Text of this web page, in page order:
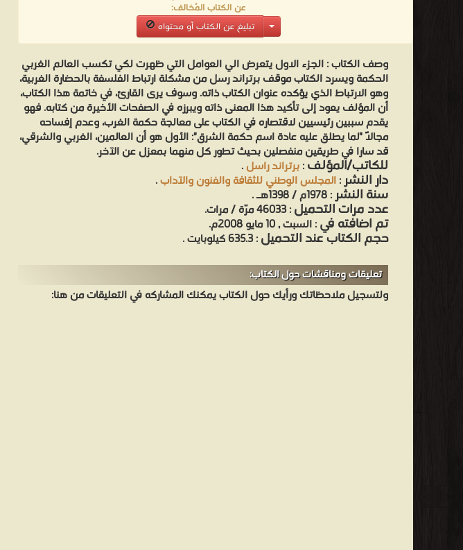
عن الكتاب المُخالف:
تبليغ عن الكتاب أو محتواه
وصف الكتاب :الجزء الاول يتعرض الي العوامل التي ظهرت لكي تكسب العالم الغربي
الحكمة ويسرد الكتاب موقف برتراند رسل من مشكلة ارتباط الفلسفة بالحضارة الغربية،
وهو الارتباط الذي يؤكده عنوان الكتاب ذاته. وسوف يرى القارئ، في خاتمة هذا الكتاب،
أن المؤلف يعود إلى تأكيد هذا المعنى ذاته ويبرزه في الصفحات الأخيرة من كتابه. فهو
يقدم سببين رئيسيين لاقتصاره في الكتاب على معالجة حكمة الغرب، وعدم إفساحه
مجالًا "لما يطلق عليه عادة اسم حكمة الشرق": الأول هو أن العالمين، الغربي والشرقي،
قد سارا في طريقين منفصلين بحيث تطور كل منهما بمعزل عن الآخر.
للكاتب/المؤلف:برتراند راسل.
دار النشر:المجلس الوطني للثقافة والفنون والآداب.
سنة النشر: 1978م / 1398هـ .
عدد مرات التحميل: 46033 مرّة / مرات.
تم اضافته في: السبت , 10 مايو 2008م.
حجم الكتاب عند التحميل: 635.3 كيلوبايت .
تعليقات ومناقشات حول الكتاب:
ولتسجيل ملاحظاتك ورأيك حول الكتاب يمكنك المشاركه في التعليقات من هنا: